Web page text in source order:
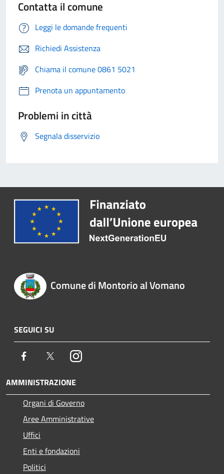
Contatta il comune
Leggi le domande frequenti
Richiedi Assistenza
Chiama il comune 0861 5021
Prenota un appuntamento
Problemi in città
Segnala disservizio
Comune di Montorio al Vomano
SEGUICI SU
Facebook TwitterInstagram
AMMINISTRAZIONE
Organi di Governo
Aree Amministrative
Uffici
Enti e fondazioni
Politici